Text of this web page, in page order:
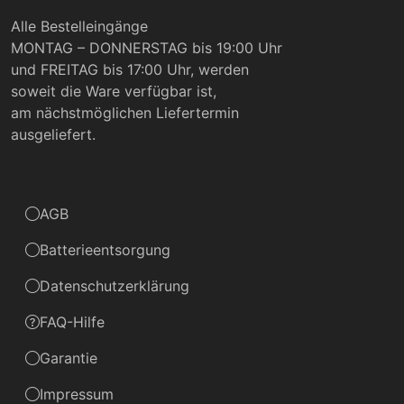
AGB
Batterieentsorgung
Datenschutzerklärung
FAQ-Hilfe
Garantie
Impressum
Alle Bestelleingänge
MONTAG – DONNERSTAG bis 19:00 Uhr
und FREITAG bis 17:00 Uhr, werden
soweit die Ware verfügbar ist,
am nächstmöglichen Liefertermin
ausgeliefert.